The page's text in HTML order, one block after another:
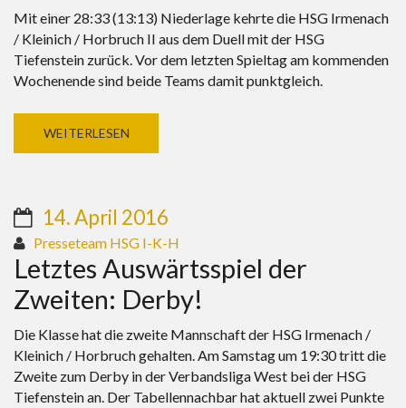
Mit einer 28:33 (13:13) Niederlage kehrte die HSG Irmenach
/ Kleinich / Horbruch II aus dem Duell mit der HSG
Tiefenstein zurück. Vor dem letzten Spieltag am kommenden
Wochenende sind beide Teams damit punktgleich.
WEITERLESEN
14. April 2016
Presseteam HSG I-K-H
Letztes Auswärtsspiel der
Zweiten: Derby!
Die Klasse hat die zweite Mannschaft der HSG Irmenach /
Kleinich / Horbruch gehalten. Am Samstag um 19:30 tritt die
Zweite zum Derby in der Verbandsliga West bei der HSG
Tiefenstein an. Der Tabellennachbar hat aktuell zwei Punkte